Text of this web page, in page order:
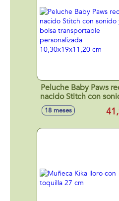
Peluche Baby Paws
nacido Stitch con
bolsa
personalizada
18 meses